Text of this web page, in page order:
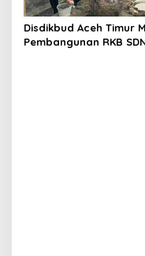
Disdikbud Aceh Timur
Pembangunan RKB